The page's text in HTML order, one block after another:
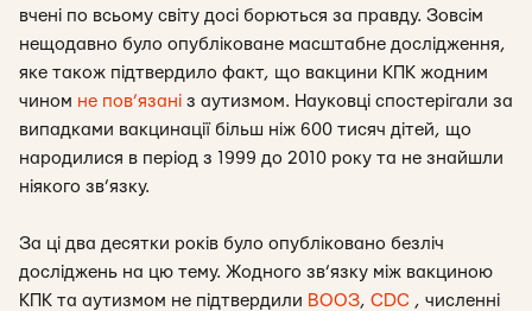
вчені по всьому світу досі борються за правду. Зовсім
нещодавно було опубліковане масштабне дослідження,
яке також підтвердило факт, що вакцини КПК жодним
чином не пов’язані з аутизмом. Науковці спостерігали за
випадками вакцинації більш ніж 600 тисяч дітей, що
народилися в період з 1999 до 2010 року та не знайшли
ніякого зв’язку.
За ці два десятки років було опубліковано безліч
досліджень на цю тему. Жодного зв’язку між вакциною
КПК та аутизмом не підтвердили ВООЗ, CDC , численні